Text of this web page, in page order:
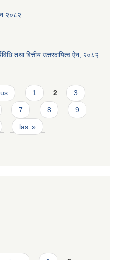
२०८२
तथा वित्तीय उत्तरदायित्व ऐन, २०८२
1 2 3
7 8 9
last »